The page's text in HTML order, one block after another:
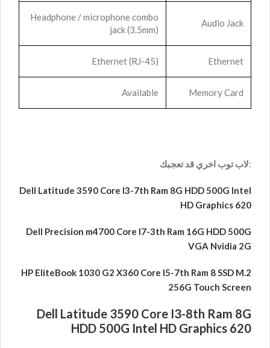
Audio Jack
Headphone / microphone combo
jack (3.5mm)
Ethernet
Ethernet (RJ-45)
Memory Card
Available
:لاب توب اخري قد تعجبك
Dell Latitude 3590 Core I3-7th Ram 8G HDD 500G Intel
HD Graphics 620
Dell Precision m4700 Core I7-3th Ram 16G HDD 500G
VGA Nvidia 2G
HP EliteBook 1030 G2 X360 Core I5-7th Ram 8 SSD M.2
256G Touch Screen
Dell Latitude 3590 Core I3-8th Ram 8G
HDD 500G Intel HD Graphics 620